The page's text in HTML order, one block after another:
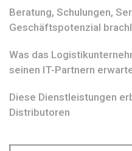
Beratung, Schulungen,
Geschäftspotenzial
Was das
seinen IT-Partnern
Diese Dienstleistungen
Distributoren